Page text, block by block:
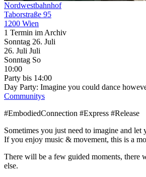
Nordwestbahnhof
Taborstraße 95
1200 Wien
1 Termin im Archiv
Sonntag 26. Juli
26. Juli Juli
Sonntag So
10:00
Party bis 14:00
Day Party: Imagine you could dance
Communitys
#EmbodiedConnection #Express #Release
Sometimes you just need to imagine and let
If you enjoy music & movement, this is a
There will be a few guided moments, there
else.